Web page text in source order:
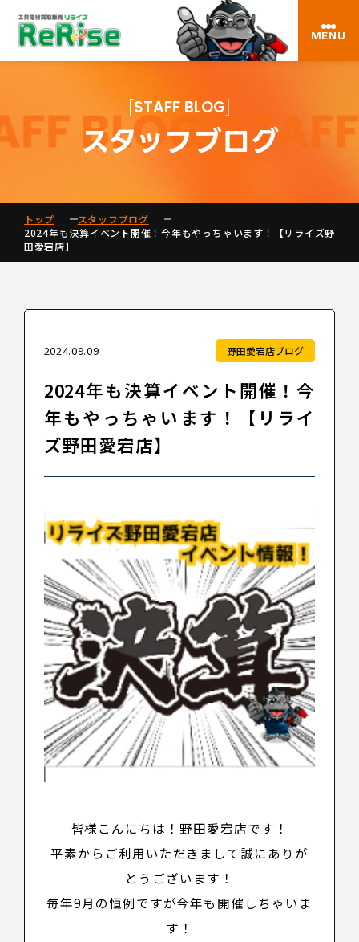
MENU
STAFF BLOG
スタッフブログ
トップ
スタッフブログ
2024年も決算イベント開催！今年もやっちゃいます！【リライズ野
田愛宕店】
野田愛宕店ブログ
2024.09.09
2024年も決算イベント開催！今
年もやっちゃいます！【リライ
ズ野田愛宕店】
皆様こんにちは！野田愛宕店です！
平素からご利用いただきまして誠にありが
とうございます ！
毎年9月の恒例ですが今年も開催しちゃいま
す！